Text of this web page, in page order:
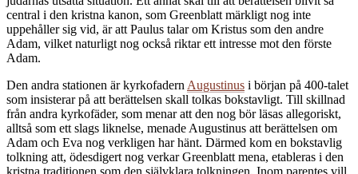
central i den kristna kanon, som Greenblatt märkligt nog inte
uppehåller sig vid, är att Paulus talar om Kristus som den andre
Adam, vilket naturligt nog också riktar ett intresse mot den förste
Adam.
Den andra stationen är kyrkofadern Augustinus i början på 400-talet
som insisterar på att berättelsen skall tolkas bokstavligt. Till skillnad
från andra kyrkofäder, som menar att den nog bör läsas allegoriskt,
alltså som ett slags liknelse, menade Augustinus att berättelsen om
Adam och Eva nog verkligen har hänt. Därmed kom en bokstavlig
tolkning att, ödesdigert nog verkar Greenblatt mena, etableras i den
kristna traditionen som den självklara tolkningen. Inom parentes vill